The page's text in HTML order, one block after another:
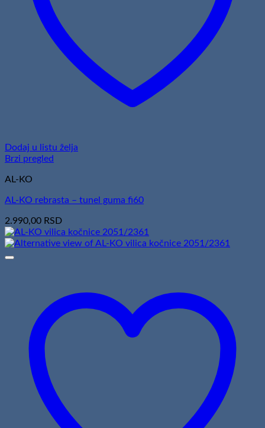
Dodaj u listu želja
Brzi pregled
AL-KO
AL-KO rebrasta – tunel guma fi60
2.990,00 RSD